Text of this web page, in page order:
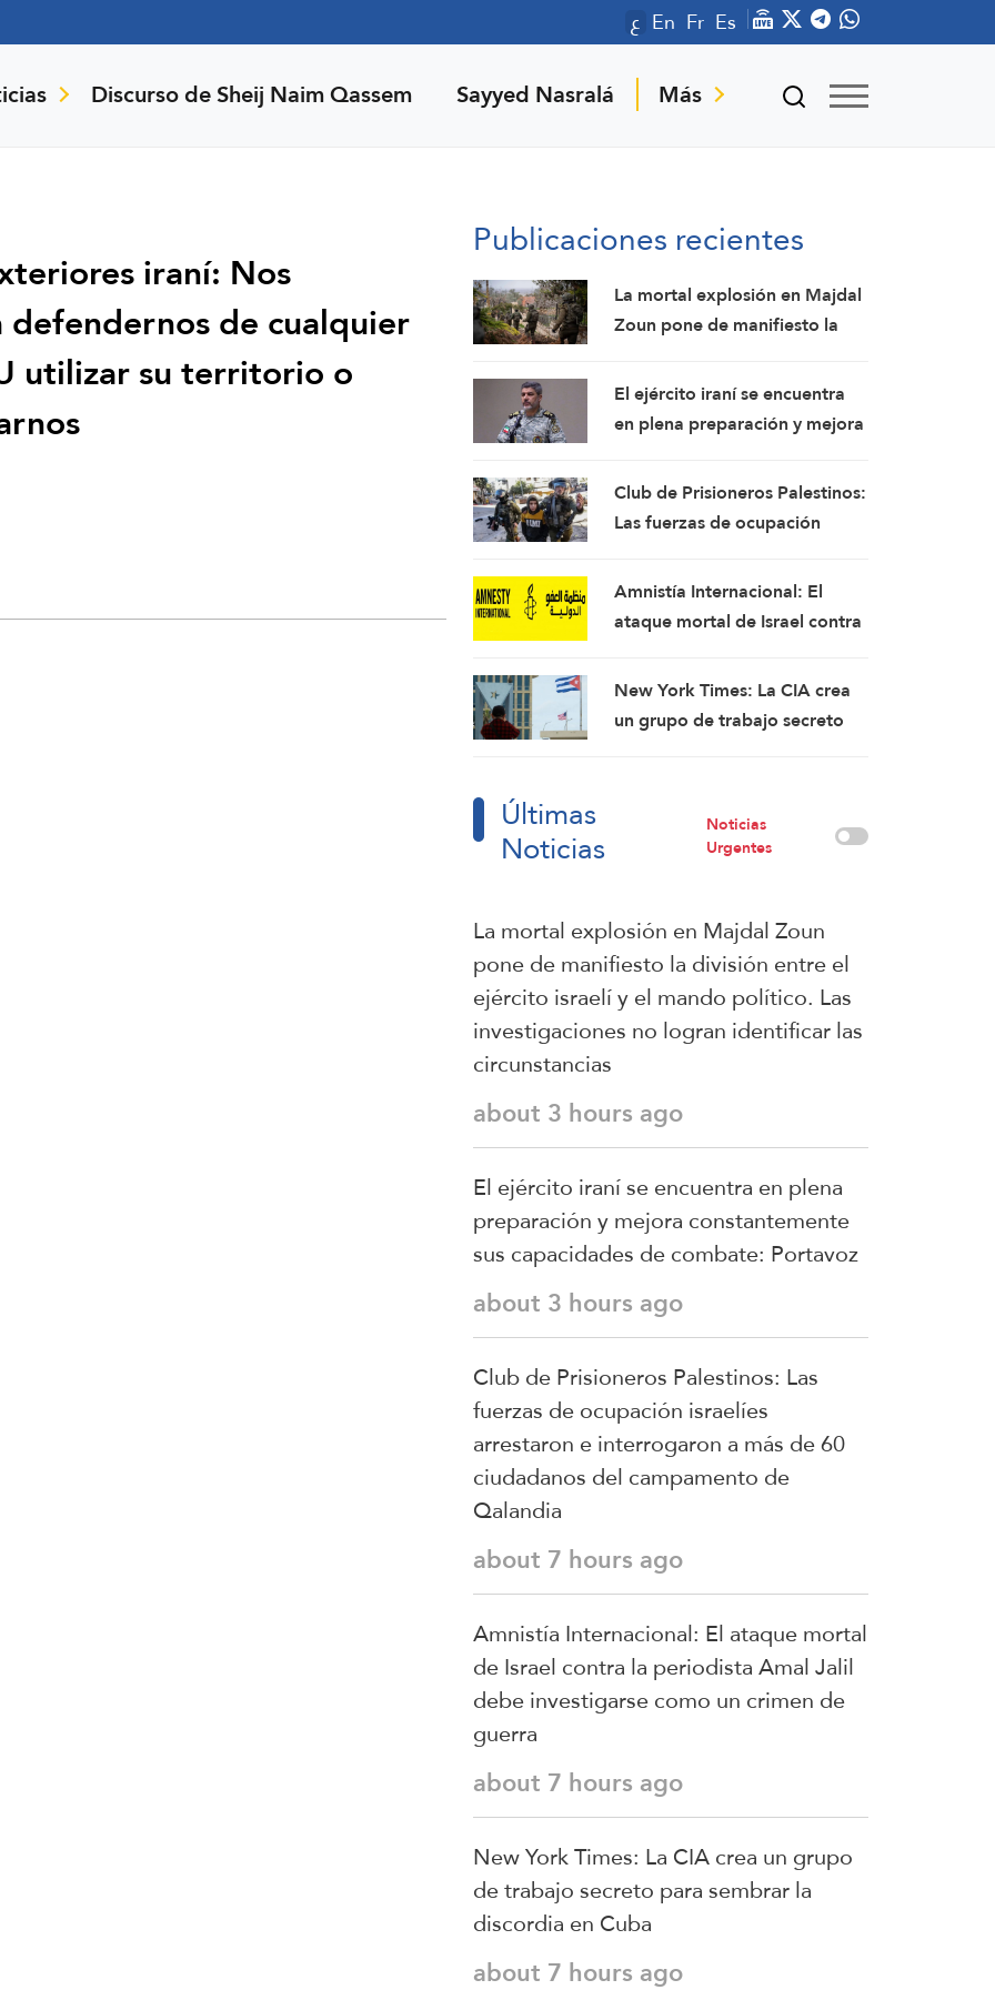
ع En Fr Es
Discurso de Sheij Naim Qassem Sayyed Nasralá Más
iraní: Nos
de cualquier
utilizar su territorio o
Publicaciones recientes
La mortal explosión en Majdal
Zoun pone de manifiesto la
y el mando político. Las
investigaciones no logran
identificar las circunstancias
El ejército iraní se encuentra
en plena preparación y mejora
capacidades de combate:
Portavoz
Club de Prisioneros Palestinos:
Las fuerzas de ocupación
interrogaron a más de 60
ciudadanos del campamento
de Qalandia
Amnistía Internacional: El
ataque mortal de Israel contra
investigarse como un crimen
de guerra
New York Times: La CIA crea
un grupo de trabajo secreto
Últimas
Noticias
Noticias
Urgentes
La mortal explosión en Majdal Zoun
pone de manifiesto la división entre el
ejército israelí y el mando político. Las
investigaciones no logran identificar las
circunstancias
about 3 hours ago
El ejército iraní se encuentra en plena
preparación y mejora constantemente
sus capacidades de combate: Portavoz
about 3 hours ago
Club de Prisioneros Palestinos: Las
fuerzas de ocupación israelíes
arrestaron e interrogaron a más de 60
ciudadanos del campamento de
Qalandia
about 7 hours ago
Amnistía Internacional: El ataque mortal
de Israel contra la periodista Amal Jalil
debe investigarse como un crimen de
guerra
about 7 hours ago
New York Times: La CIA crea un grupo
de trabajo secreto para sembrar la
discordia en Cuba
about 7 hours ago